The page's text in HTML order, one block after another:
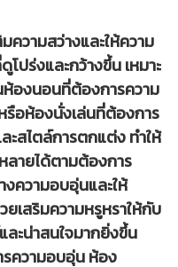
ความสว่างและให้ความ
ปร่งและกว้างขึ้น เหมาะ
ห้องนอนที่ต้องการความ
รือห้องนั่งเล่นที่ต้องการ
ะสไตล์การตกแต่ง ทำให้
ลายได้ตามต้องการ
ความอบอุ่นและให้
เสริมความหรูหราให้กับ
ะน่าสนใจมากยิ่งขึ้น
รความอบอุ่น ห้อง